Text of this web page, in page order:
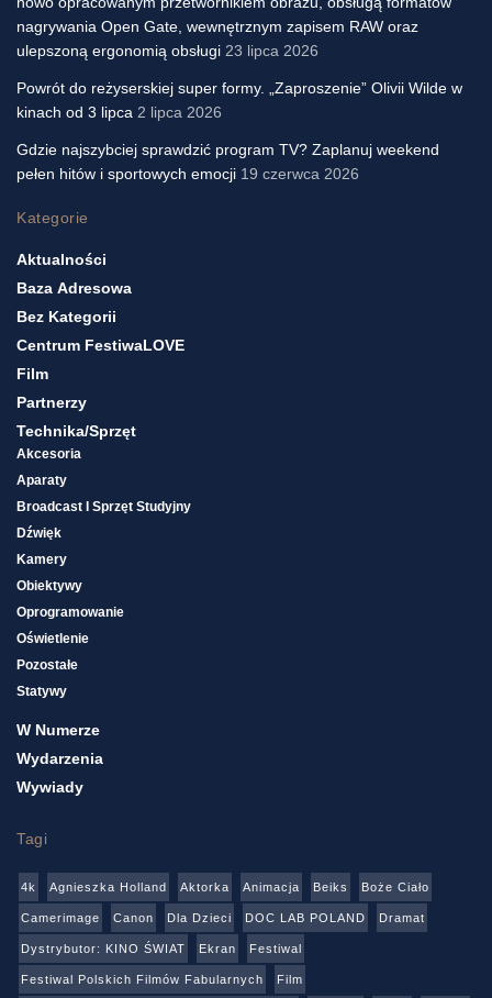
nagrywania Open Gate, wewnętrznym zapisem RAW oraz
ulepszoną ergonomią obsługi 23 lipca 2026
Powrót do reżyserskiej super formy. „Zaproszenie” Olivii Wilde w
kinach od 3 lipca 2 lipca 2026
Gdzie najszybciej sprawdzić program TV? Zaplanuj weekend
pełen hitów i sportowych emocji 19 czerwca 2026
Kategorie
Aktualności
Baza Adresowa
Bez Kategorii
Centrum FestiwaLOVE
Film
Partnerzy
Technika/sprzęt
Akcesoria
Aparaty
Broadcast I Sprzęt Studyjny
Dźwięk
Kamery
Obiektywy
Oprogramowanie
Oświetlenie
Pozostałe
Statywy
W Numerze
Wydarzenia
Wywiady
Tagi
4k Agnieszka Holland Aktorka Animacja Beiks Boże Ciało
Camerimage Canon Dla Dzieci DOC LAB POLAND Dramat
Dystrybutor: KINO ŚWIAT Ekran Festiwal
Festiwal Polskich Filmów Fabularnych Film